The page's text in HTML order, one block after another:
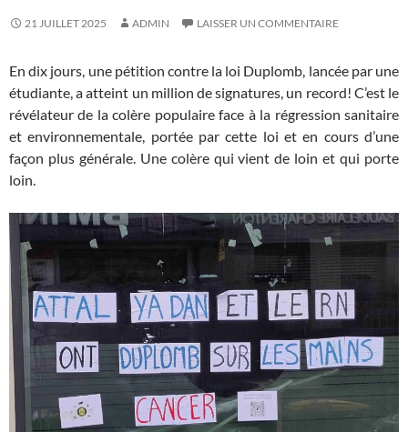
21 JUILLET 2025 ADMIN LAISSER UN COMMENTAIRE
En dix jours, une pétition contre la loi Duplomb, lancée par une
étudiante, a atteint un million de signatures, un record! C’est le
révélateur de la colère populaire face à la régression sanitaire
et environnementale, portée par cette loi et en cours d’une
façon plus générale. Une colère qui vient de loin et qui porte
loin.